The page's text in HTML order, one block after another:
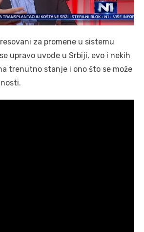
za promene u sistemu
upravo uvode u Srbiji, evo i nekih
trenutno stanje i ono što se može